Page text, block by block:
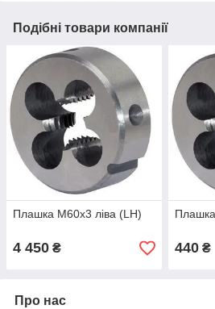
Подібні товари компанії
Плашка М60х3 ліва (LH)
4 450 ₴ 440₴
Про нас